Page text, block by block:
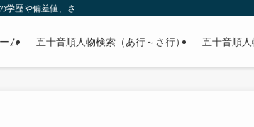
歴や偏差値、さらに政治家やスポーツ選手などの有名人の学
ム 五十音順人物検索（あ行～さ行） 五十音順